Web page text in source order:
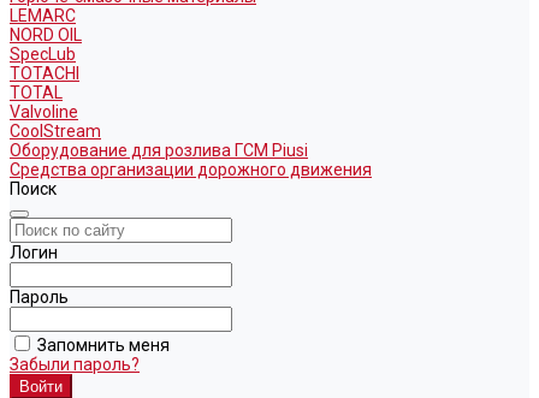
LEMARC
NORD OIL
SpecLub
TOTACHI
TOTAL
Valvoline
CoolStream
Оборудование для розлива ГСМ Piusi
Средства организации дорожного движения
Поиск
Логин
Пароль
Запомнить меня
Забыли пароль?